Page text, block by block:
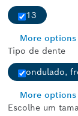
13
More options
Tipo de dente
ondulado,
More options
Escolhe um